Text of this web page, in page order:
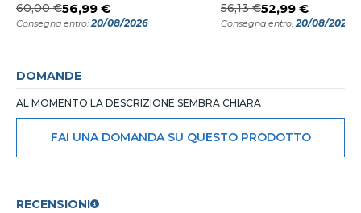
60,00 €56,99 €
Consegna entro:20/08/2026
56,13 €52,99 €
Consegna entro:20/08/2026
DOMANDE
AL MOMENTO LA DESCRIZIONE SEMBRA CHIARA
FAI UNA DOMANDA SU QUESTO PRODOTTO
RECENSIONI